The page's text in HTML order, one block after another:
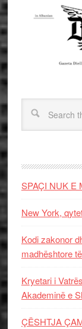
SPAÇI NUK E
New York,
Kodi zakonor
madhështore
Kryetari i
Akademinë e
ÇËSHTJA